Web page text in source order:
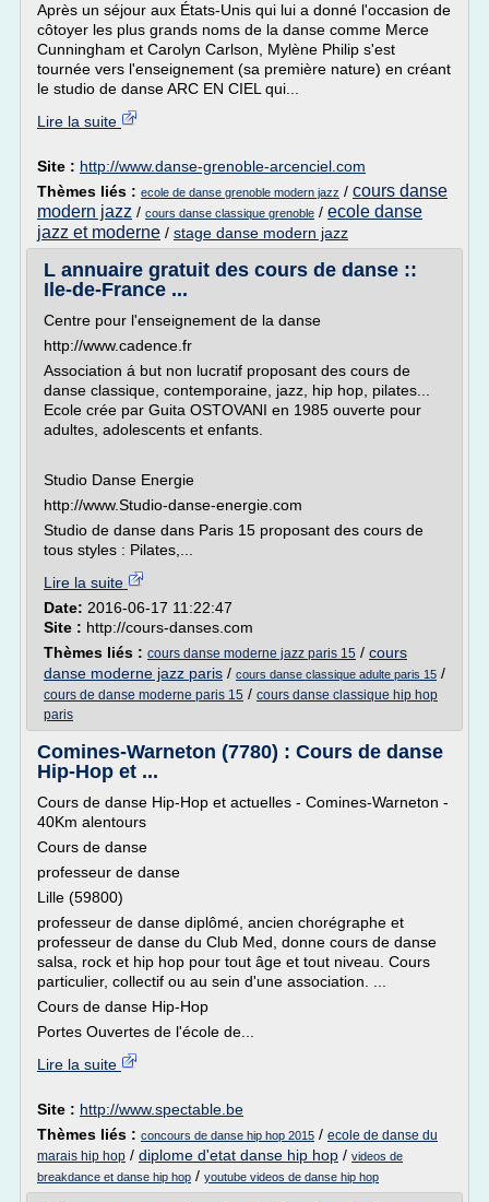
Après un séjour aux États-Unis qui lui a donné l'occasion de
côtoyer les plus grands noms de la danse comme Merce
Cunningham et Carolyn Carlson, Mylène Philip s'est
tournée vers l'enseignement (sa première nature) en créant
le studio de danse ARC EN CIEL qui...
Lire la suite
Site : http://www.danse-grenoble-arcenciel.com
Thèmes liés : ecole de danse grenoble modern jazz / cours danse
modern jazz / cours danse classique grenoble / ecole danse
jazz et moderne / stage danse modern jazz
L annuaire gratuit des cours de danse ::
Ile-de-France ...
Centre pour l'enseignement de la danse
http://www.cadence.fr
Association á but non lucratif proposant des cours de
danse classique, contemporaine, jazz, hip hop, pilates...
Ecole crée par Guita OSTOVANI en 1985 ouverte pour
adultes, adolescents et enfants.
Studio Danse Energie
http://www.Studio-danse-energie.com
Studio de danse dans Paris 15 proposant des cours de
tous styles : Pilates,...
Lire la suite
Date: 2016-06-17 11:22:47
Site : http://cours-danses.com
Thèmes liés : cours danse moderne jazz paris 15 / cours
danse moderne jazz paris / cours danse classique adulte paris 15 /
cours de danse moderne paris 15 / cours danse classique hip hop
paris
Comines-Warneton (7780) : Cours de danse
Hip-Hop et ...
Cours de danse Hip-Hop et actuelles - Comines-Warneton -
40Km alentours
Cours de danse
professeur de danse
Lille (59800)
professeur de danse diplômé, ancien chorégraphe et
professeur de danse du Club Med, donne cours de danse
salsa, rock et hip hop pour tout âge et tout niveau. Cours
particulier, collectif ou au sein d'une association. ...
Cours de danse Hip-Hop
Portes Ouvertes de l'école de...
Lire la suite
Site : http://www.spectable.be
Thèmes liés : concours de danse hip hop 2015 / ecole de danse du
marais hip hop / diplome d'etat danse hip hop / videos de
breakdance et danse hip hop / youtube videos de danse hip hop